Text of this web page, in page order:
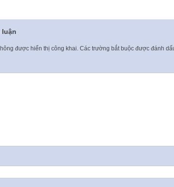
luận
được hiển thị công khai. Các trường bắt buộc được đánh